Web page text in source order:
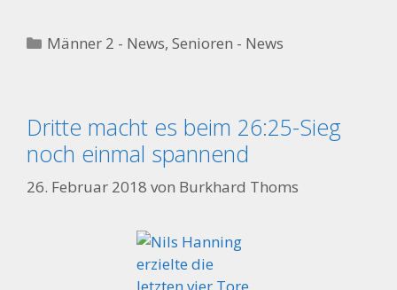
Kategorien
Männer 2 - News,Senioren - News
Dritte macht es beim 26:25-Sieg
noch einmal spannend
26. Februar 2018 von Burkhard Thoms